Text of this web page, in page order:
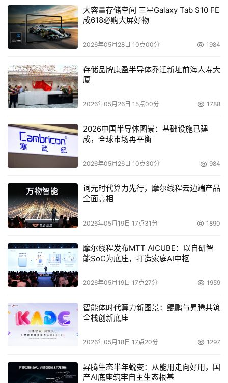
大容量存储空间 三星Galaxy Tab S10 FE
成618必购大屏好物
2026年05月28日 10点00分 1984
存储品牌康盈半导体乔迁新址前海人寿大
厦
2026年05月26日 15点00分 1788
2026中国半导体图景：基础设施已建
成，全球市场再平衡
2026年05月26日 10点30分 984
词元时代算力先行，摩尔线程云边端产品
全面亮相
2026年05月19日 17点31分 1890
摩尔线程发布MTT AICUBE：以自研智
能SoC为底座，打造家庭AI中枢
2026年05月19日 17点27分 1959
智能体时代算力新图景：鲲鹏与昇腾共筑
全栈创新底座
2026年05月18日 17点20分 1297
昇腾生态半年蜕变：从能用走向好用，国
产AI底座筑牢自主生态根基